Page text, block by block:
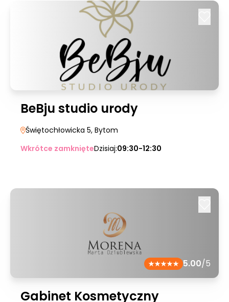
BeBju studio urody
Świętochłowicka 5, Bytom
Wkrótce zamknięteDzisiaj:09:30-12:30
5.00/5
Gabinet Kosmetyczny